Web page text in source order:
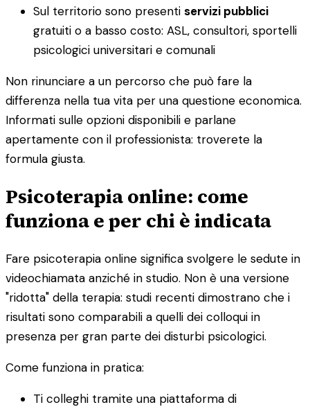
Sul territorio sono presenti servizi pubblici
gratuiti o a basso costo: ASL, consultori, sportelli
psicologici universitari e comunali
Non rinunciare a un percorso che può fare la
differenza nella tua vita per una questione economica.
Informati sulle opzioni disponibili e parlane
apertamente con il professionista: troverete la
formula giusta.
Psicoterapia online: come
funziona e per chi è indicata
Fare psicoterapia online significa svolgere le sedute in
videochiamata anziché in studio. Non è una versione
"ridotta" della terapia: studi recenti dimostrano che i
risultati sono comparabili a quelli dei colloqui in
presenza per gran parte dei disturbi psicologici.
Come funziona in pratica:
Ti colleghi tramite una piattaforma di